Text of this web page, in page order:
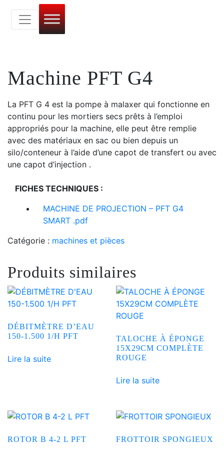
Machine PFT G4
La PFT G 4 est la pompe à malaxer qui fonctionne en
continu pour les mortiers secs prêts à l’emploi
appropriés pour la machine, elle peut être remplie
avec des matériaux en sac ou bien depuis un
silo/conteneur à l’aide d’une capot de transfert ou avec
une capot d’injection .
FICHES TECHNIQUES :
MACHINE DE PROJECTION – PFT G4
SMART .pdf
Catégorie : machines et pièces
Produits similaires
DÉBITMÈTRE D’EAU
150-1.500 1/H PFT
Lire la suite
TALOCHE À ÉPONGE
15X29CM COMPLÈTE
ROUGE
Lire la suite
ROTOR B 4-2 L PFT FROTTOIR SPONGIEUX